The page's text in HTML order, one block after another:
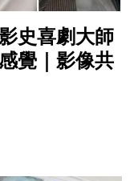
史喜劇大師
覺｜影像共